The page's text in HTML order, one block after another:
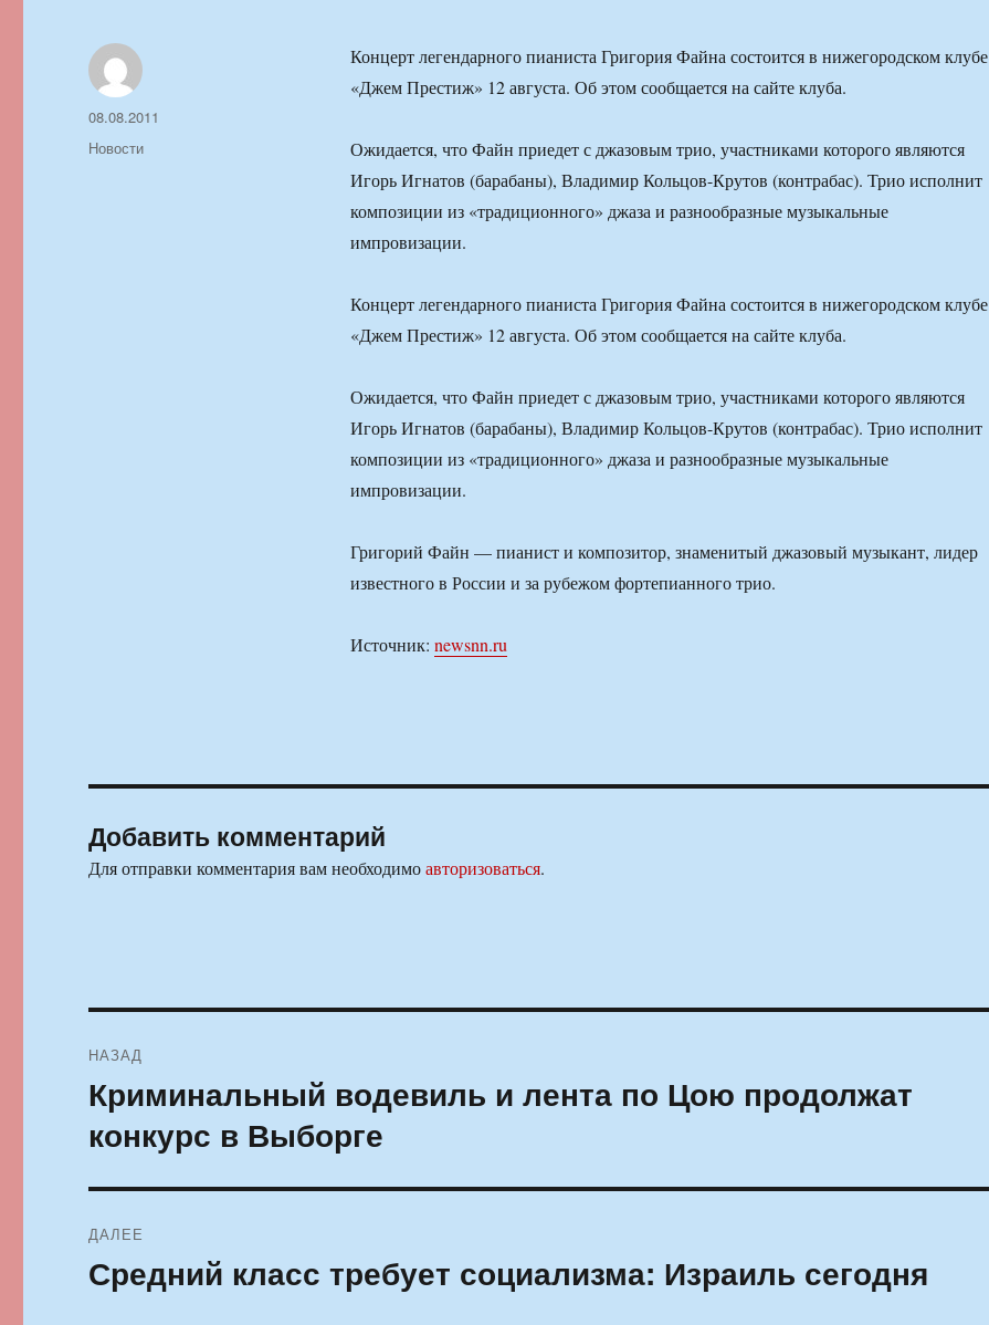
Концерт легендарного пианиста Григория Файна состоится в нижегородском клубе
«Джем Престиж» 12 августа. Об этом сообщается на сайте клуба.
Ожидается, что Файн приедет с джазовым трио, участниками которого являются
Игорь Игнатов (барабаны), Владимир Кольцов-Крутов (контрабас). Трио исполнит
композиции из «традиционного» джаза и разнообразные музыкальные
импровизации.
Концерт легендарного пианиста Григория Файна состоится в нижегородском клубе
«Джем Престиж» 12 августа. Об этом сообщается на сайте клуба.
Ожидается, что Файн приедет с джазовым трио, участниками которого являются
Игорь Игнатов (барабаны), Владимир Кольцов-Крутов (контрабас). Трио исполнит
композиции из «традиционного» джаза и разнообразные музыкальные
импровизации.
Григорий Файн — пианист и композитор, знаменитый джазовый музыкант, лидер
известного в России и за рубежом фортепианного трио.
Источник: newsnn.ru
Автор
Опубликовано
08.08.2011
Рубрики
Новости
Добавить комментарий
Для отправки комментария вам необходимоавторизоваться.
по
записям
НАЗАД
Предыдущая
запись:
Криминальный водевиль и лента по Цою продолжат
конкурс в Выборге
ДАЛЕЕ
Следующая
запись:
Средний класс требует социализма: Израиль сегодня